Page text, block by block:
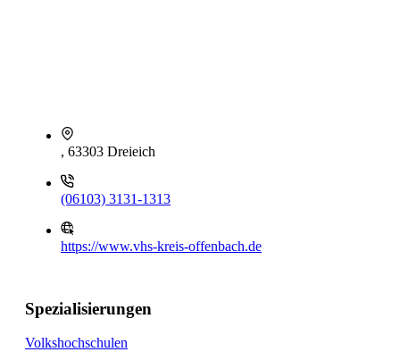
, 63303 Dreieich
(06103) 3131-1313
https://www.vhs-kreis-offenbach.de
Spezialisierungen
Volkshochschulen